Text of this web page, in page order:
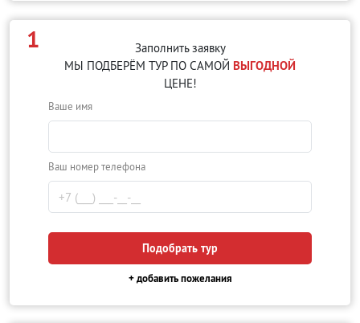
1
Заполнить заявку
МЫ ПОДБЕРЁМ ТУР ПО САМОЙ ВЫГОДНОЙ
ЦЕНЕ!
Ваше имя
Ваш номер телефона
Подобрать тур
+ добавить пожелания